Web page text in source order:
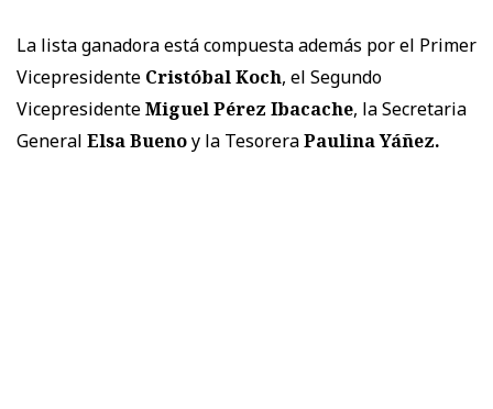
La lista ganadora está compuesta además por el Primer
Vicepresidente Cristóbal Koch, el Segundo
VicepresidenteMiguel Pérez Ibacache, la Secretaria
General Elsa Buenoy la TesoreraPaulina Yáñez.